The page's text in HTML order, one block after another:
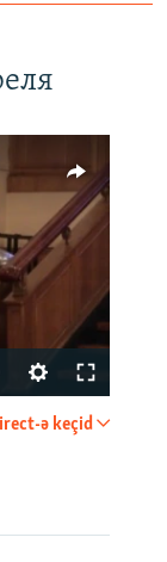
ə keçid